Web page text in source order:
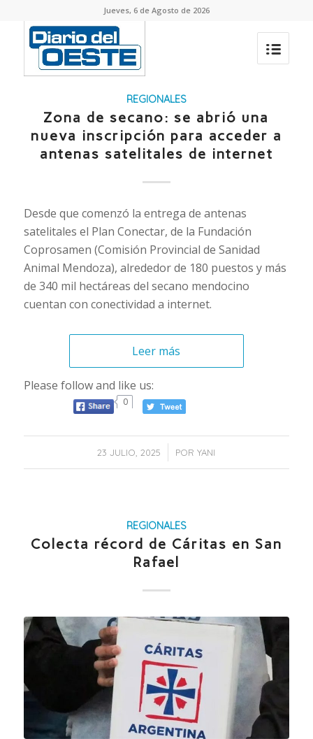
Jueves, 6 de Agosto de 2026
REGIONALES
Zona de secano: se abrió una
nueva inscripción para acceder a
antenas satelitales de internet
Desde que comenzó la entrega de antenas
satelitales el Plan Conectar, de la Fundación
Coprosamen (Comisión Provincial de Sanidad
Animal Mendoza), alrededor de 180 puestos y más
de 340 mil hectáreas del secano mendocino
cuentan con conectividad a internet.
Leer más
Please follow and like us:
0
23 JULIO, 2025
/ PORYANI
REGIONALES
Colecta récord de Cáritas en San
Rafael